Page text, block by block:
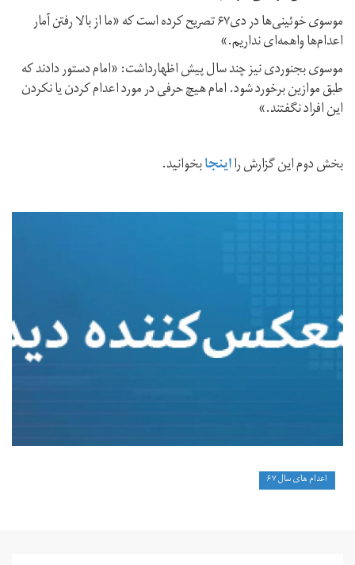
موسوی خوئینی‌ها در دی۶۷ تصریح کرده است که «ما از بالا رفتن آمار
اعدام‌ها واهمه‌ای نداریم.»
موسوی بجنوردی نیز چند سال پیش اظهارداشت: «امام دستور دادند که
طبق موازين برخورد شود. امام هيچ حرفی در مورد اعدام کردن يا نکردن
اين افراد نگفتند.»
بخش دوم این گزارش رااینجابخوانید.
اعدام های سال ۶۷